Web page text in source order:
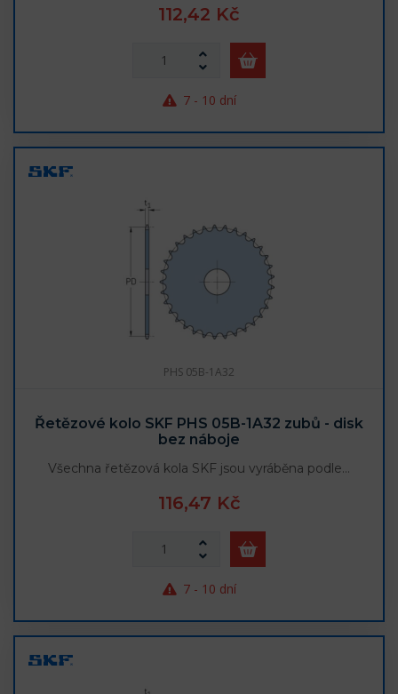
112,42 Kč
7 - 10 dní
PHS 05B-1A32
Řetězové kolo SKF PHS 05B-1A32 zubů - disk
bez náboje
Všechna řetězová kola SKF jsou vyráběna podle…
116,47 Kč
7 - 10 dní